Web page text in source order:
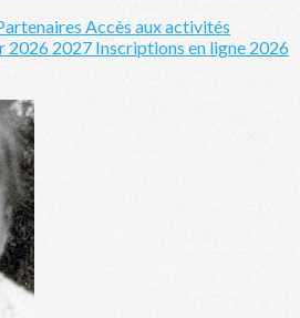
Accès aux activités
2026 2027 Inscriptions en ligne 2026